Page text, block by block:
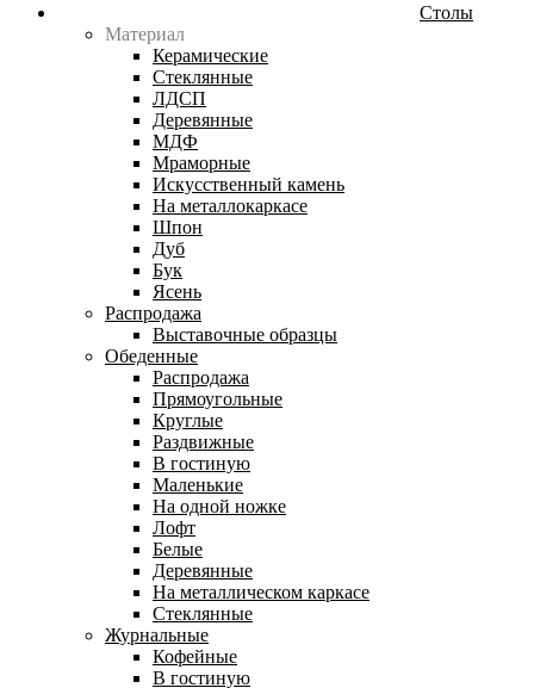
Столы
Материал
Керамические
Стеклянные
ЛДСП
Деревянные
МДФ
Мраморные
Искусственный камень
На металлокаркасе
Шпон
Дуб
Бук
Ясень
Распродажа
Выставочные образцы
Обеденные
Распродажа
Прямоугольные
Круглые
Раздвижные
В гостиную
Маленькие
На одной ножке
Лофт
Белые
Деревянные
На металлическом каркасе
Стеклянные
Журнальные
Кофейные
В гостиную